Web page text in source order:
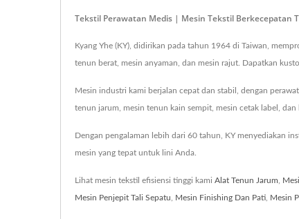
Tekstil Perawatan Medis | Mesin Tekstil Berkecepatan
Kyang Yhe (KY), didirikan pada tahun 1964 di Taiwan,
tenun berat, mesin anyaman, dan mesin rajut. Dapatkan
Mesin industri kami berjalan cepat dan stabil, dengan
tenun jarum, mesin tenun kain sempit, mesin cetak label,
Dengan pengalaman lebih dari 60 tahun, KY menyediakan
mesin yang tepat untuk lini Anda.
Lihat mesin tekstil efisiensi tinggi kami Alat Tenun Jarum
Mesin Penjepit Tali Sepatu Mesin Finishing Dan Pati Mesin